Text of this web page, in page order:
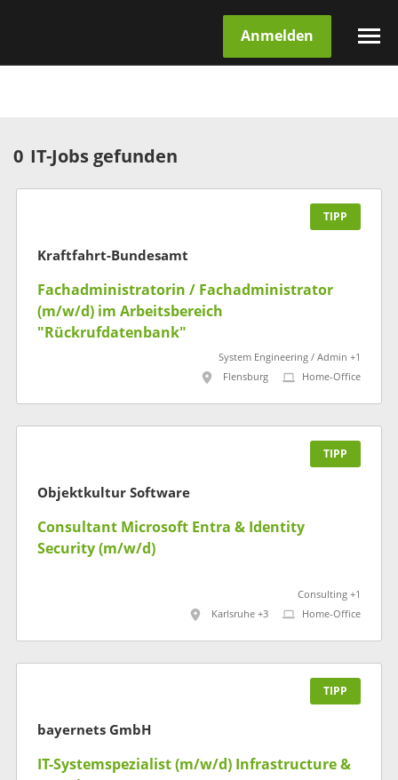
Anmelden
0 IT-Jobs gefunden
TIPP
Kraftfahrt-Bundesamt
Fachadministratorin / Fachadministrator
(m/w/d) im Arbeitsbereich
"Rückrufdatenbank"
System Engineering / Admin +1
Flensburg
Home-Office
TIPP
Objektkultur Software
Consultant Microsoft Entra & Identity
Security (m/w/d)
Consulting +1
Karlsruhe +3
Home-Office
TIPP
bayernets GmbH
IT-Systemspezialist (m/w/d) Infrastructure &